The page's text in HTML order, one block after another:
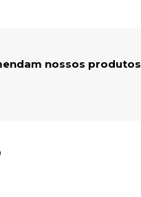
nossos produtos